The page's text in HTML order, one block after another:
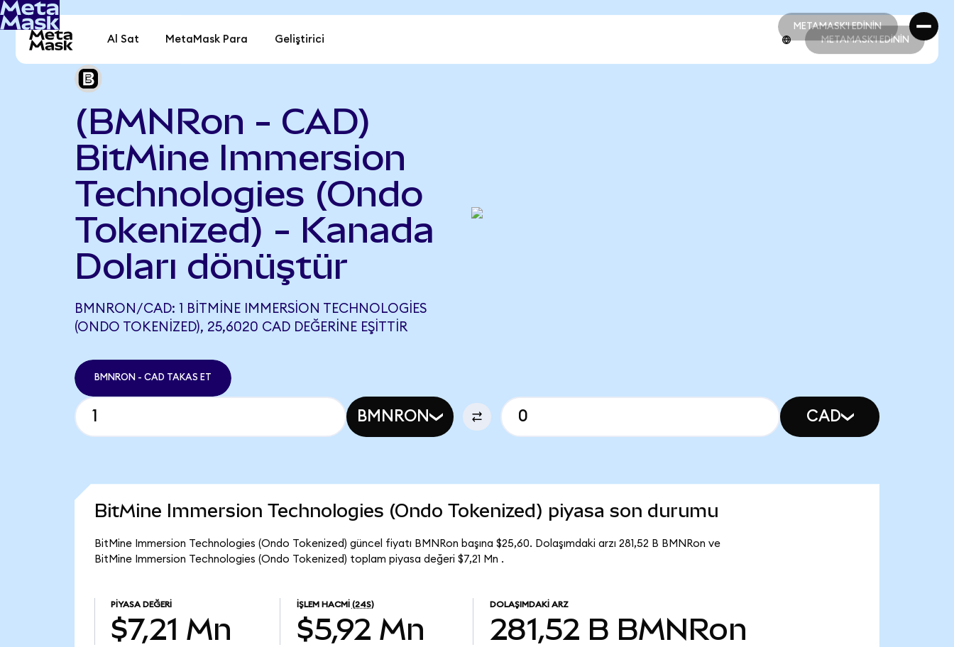
METAMASK'I EDİNİN
METAMASK'I EDİNİN
Al Sat MetaMask Para Geliştirici METAMASK'I EDİNİN
(BMNRon - CAD)
BitMine Immersion
Technologies (Ondo
Tokenized) - Kanada
Doları dönüştür
BMNRON/CAD: 1 BITMINE IMMERSION TECHNOLOGIES
(ONDO TOKENIZED), 25,6020 CAD DEĞERINE EŞITTIR
BMNRON - CAD TAKAS ET
BMNRON CAD
BitMine Immersion Technologies (Ondo Tokenized) piyasa son durumu
BitMine Immersion Technologies (Ondo Tokenized) güncel fiyatı BMNRon başına $25,60. Dolaşımdaki arzı 281,52 B BMNRon ve
BitMine Immersion Technologies (Ondo Tokenized) toplam piyasa değeri $7,21 Mn .
PIYASA DEĞERI
$7,21 Mn
İŞLEM HACMI (24S)
$5,92 Mn
DOLAŞIMDAKI ARZ
281,52 B BMNRon